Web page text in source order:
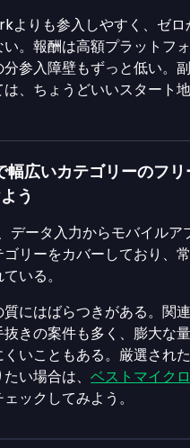
よりも参入しやすく、ゼロ
。報酬は高額プラットフ
参入障壁もずっと低い。
、ちょうどいいスタート
広いカテゴリーのフリ
う
データ入力からモバイルア
ゴリーをカバーしており、
いる。
にはばらつきがある。関
きの案件も多く、膨大な
いこともある。厳選され
い場合は、ベストマイク
ックしてみよう。